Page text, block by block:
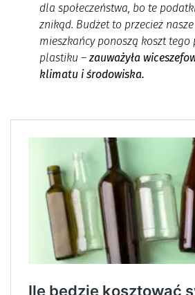
dla społeczeństwa, bo te
znikąd. Budżet to przecież
mieszkańcy ponoszą koszt
plastiku – zauważyła
klimatu i środowiska.